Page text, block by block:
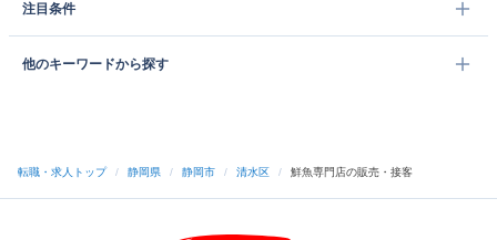
注目条件
他のキーワードから探す
転職・求人トップ / 静岡県 / 静岡市 / 清水区 / 鮮魚専門店の販売・接客